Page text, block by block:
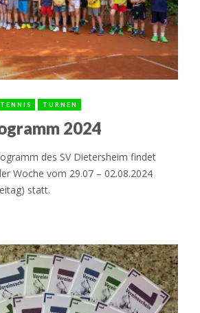
TENNIS TURNEN
2024
des SV Dietersheim findet
Woche vom 29.07 – 02.08.2024
statt.